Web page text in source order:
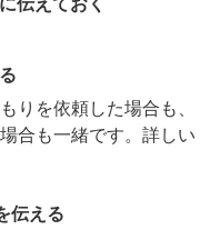
伝えておく
りを依頼した場合も、
合も一緒です。詳しい
伝える